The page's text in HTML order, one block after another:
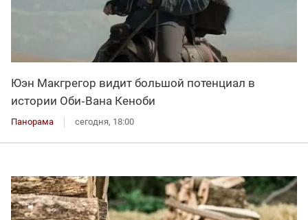
Юэн Макгрегор видит большой потенциал в
истории Оби‑Вана Кеноби
Панорама сегодня, 18:00